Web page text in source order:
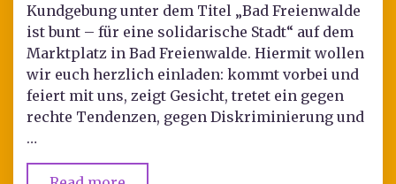
Kundgebung unter dem Titel „Bad Freienwalde
ist bunt – für eine solidarische Stadt“ auf dem
Marktplatz in Bad Freienwalde. Hiermit wollen
wir euch herzlich einladen: kommt vorbei und
feiert mit uns, zeigt Gesicht, tretet ein gegen
rechte Tendenzen, gegen Diskriminierung und
…